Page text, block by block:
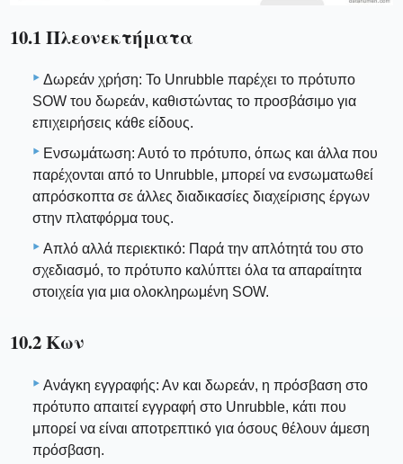
10.1 Πλεονεκτήματα
Δωρεάν χρήση: Το Unrubble παρέχει το πρότυπο
SOW του δωρεάν, καθιστώντας το προσβάσιμο για
επιχειρήσεις κάθε είδους.
Ενσωμάτωση: Αυτό το πρότυπο, όπως και άλλα που
παρέχονται από το Unrubble, μπορεί να ενσωματωθεί
απρόσκοπτα σε άλλες διαδικασίες διαχείρισης έργων
στην πλατφόρμα τους.
Απλό αλλά περιεκτικό: Παρά την απλότητά του στο
σχεδιασμό, το πρότυπο καλύπτει όλα τα απαραίτητα
στοιχεία για μια ολοκληρωμένη SOW.
10.2 Κων
Ανάγκη εγγραφής: Αν και δωρεάν, η πρόσβαση στο
πρότυπο απαιτεί εγγραφή στο Unrubble, κάτι που
μπορεί να είναι αποτρεπτικό για όσους θέλουν άμεση
πρόσβαση.